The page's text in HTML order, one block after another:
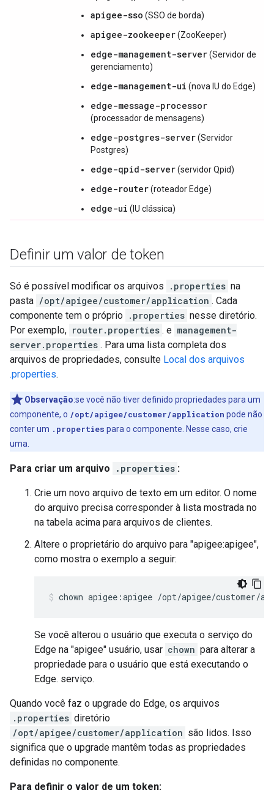
apigee-sso (SSO de borda)
apigee-zookeeper(ZooKeeper)
edge-management-server(Servidor de
gerenciamento)
edge-management-ui (nova IU do Edge)
edge-message-processor
(processador de mensagens)
edge-postgres-server(Servidor
Postgres)
edge-qpid-server(servidor Qpid)
edge-router(roteador Edge)
edge-ui (IU clássica)
Definir um valor de token
Só é possível modificar os arquivos .properties na
pasta /opt/apigee/customer/application . Cada
componente tem o próprio .properties nesse diretório.
Por exemplo, router.properties . e management-
server.properties . Para uma lista completa dos
arquivos de propriedades, consulte Local dos arquivos
.properties.
Observação:se você não tiver definido propriedades para um
componente, o /opt/apigee/customer/application pode não
conter um .properties para o componente. Nesse caso, crie
uma.
Para criar um arquivo .properties :
Crie um novo arquivo de texto em um editor. O nome
do arquivo precisa corresponder à lista mostrada no
na tabela acima para arquivos de clientes.
Altere o proprietário do arquivo para "apigee:apigee",
como mostra o exemplo a seguir:
chown apigee:apigee /opt/apigee/customer/
Se você alterou o usuário que executa o serviço do
Edge na "apigee" usuário, usar chown para alterar a
propriedade para o usuário que está executando o
Edge. serviço.
Quando você faz o upgrade do Edge, os arquivos
.properties diretório
/opt/apigee/customer/application são lidos. Isso
significa que o upgrade mantêm todas as propriedades
definidas no componente.
Para definir o valor de um token: